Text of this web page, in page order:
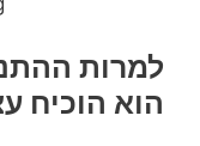
למרות
הוא הוכיח